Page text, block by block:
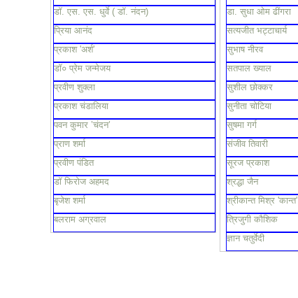
डा. सुधा ओम ढींगरा
सत्यजीत भट्टाचार्य
सुभाष नीरव
सतपाल ख्याल
सुशील छोक्कर
सुनीता चोटिया
सुषमा गर्ग
संजीव तिवारी
सूरज प्रकाश
श्रद्धा जैन
श्रीकान्त मिश्र 'कान्त'
त्रिजुगी कौशिक
ज्ञान चतुर्वेदी
डॉ. एस. एस. धुर्वे ( डॉ. नंदन)
प्रिया आनंद
प्रकाश 'अर्श'
डॉ० प्रेम जन्मेजय
प्रवीण शुक्ला
प्रकाश चंडालिया
पवन कुमार ’चंदन’
प्राण शर्मा
प्रवीण पंडित
डॉ फिरोज अहमद
बृजेश शर्मा
बलराम अग्रवाल